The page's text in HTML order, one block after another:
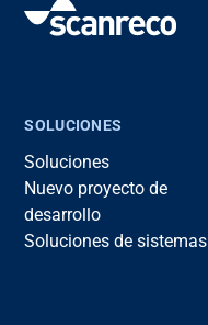
SOLUCIONES
Soluciones
Nuevo proyecto de
desarrollo
Soluciones de sistemas